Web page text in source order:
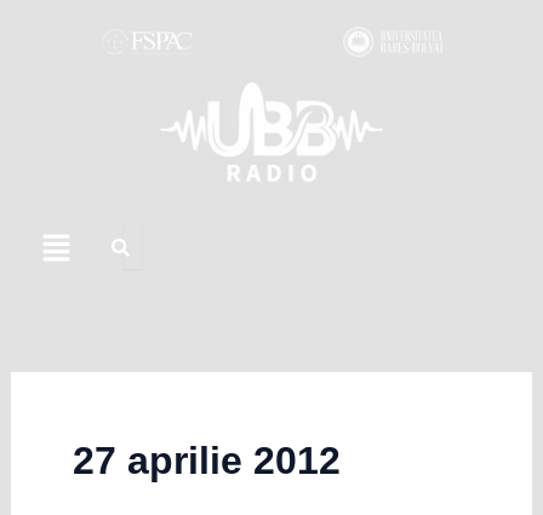
Menu
27 aprilie 2012